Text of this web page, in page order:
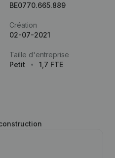
BE0770.665.889
Création
02-07-2021
Taille d'entreprise
Petit
1,7 FTE